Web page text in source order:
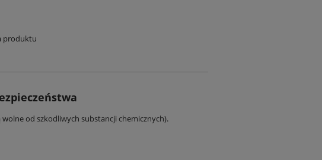
produktu
od szkodliwych substancji chemicznych).